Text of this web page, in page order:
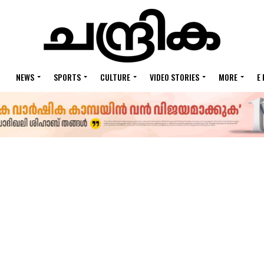
NEWS SPORTS CULTURE VIDEO STORIES MORE E